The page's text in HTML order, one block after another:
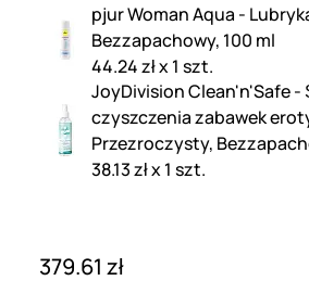
pjur Woman Aqua -
Bezzapachowy, 100 ml
44.24 zł x 1 szt.
JoyDivision Clean'n'Safe -
czyszczenia zabawek
Przezroczysty,
38.13 zł x 1 szt.
379.61 zł